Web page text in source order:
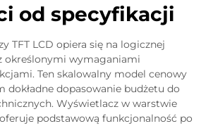
od specyfikacji
TFT LCD opiera się na logicznej
określonymi wymaganiami
Ten skalowalny model cenowy
dokładne dopasowanie budżetu do
Wyświetlacz w warstwie
podstawową funkcjonalność po